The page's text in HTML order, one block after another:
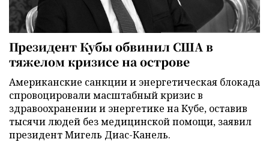
Президент Кубы обвинил США в
тяжелом кризисе на острове
Американские санкции и энергетическая блокада
спровоцировали масштабный кризис в
здравоохранении и энергетике на Кубе, оставив
тысячи людей без медицинской помощи, заявил
президент Мигель Диас-Канель.